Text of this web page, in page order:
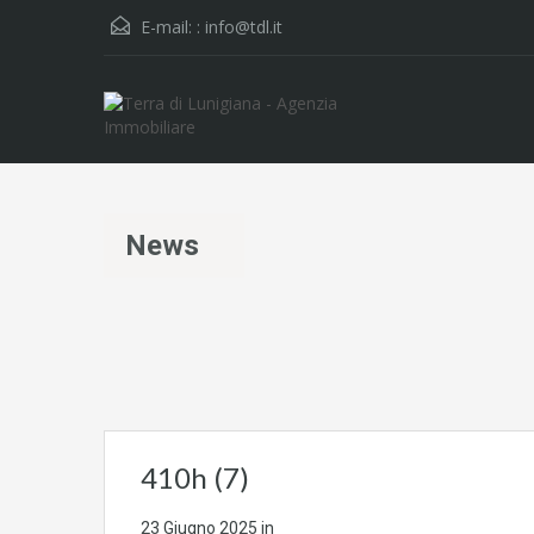
E-mail: : info@tdl.it
News
410h (7)
23 Giugno 2025 in